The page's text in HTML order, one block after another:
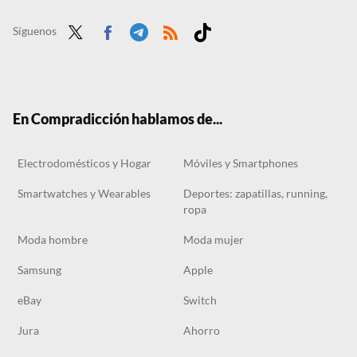
Síguenos
En Compradicción hablamos de...
Electrodomésticos y Hogar Móviles y Smartphones
Smartwatches y Wearables
Deportes: zapatillas, running,
ropa
Moda hombre Moda mujer
Samsung Apple
eBay Switch
Jura Ahorro